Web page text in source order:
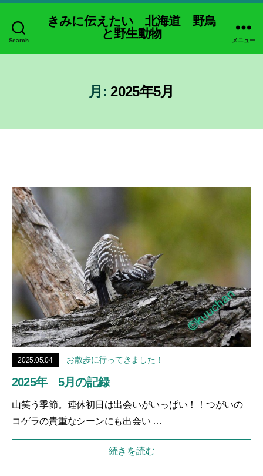
Search
きみに伝えたい 北海道 野鳥
と野生動物
メニュー
月: 2025年5月
2025.05.04 お散歩に行ってきました！
2025年 5月の記録
山笑う季節。連休初日は出会いがいっぱい！！つがいの
コゲラの貴重なシーンにも出会い …
続きを読む